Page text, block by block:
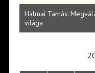
Halmai Tamás:
világa